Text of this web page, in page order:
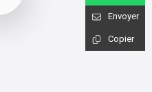
Envoyer
Copier